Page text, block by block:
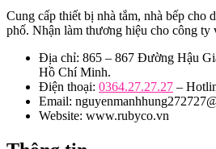
Cung cấp thiết bị nhà tắm, nhà bếp cho
phố. Nhận làm thương hiệu cho công ty
Địa chỉ: 865 – 867 Đường Hậu
Hồ Chí Minh.
Điện thoại: 0364.27.27.27 –
Email:
Website: www.rubyco.vn